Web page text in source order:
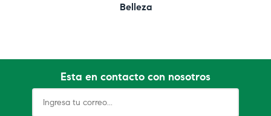
Belleza
Esta en contacto con nosotros